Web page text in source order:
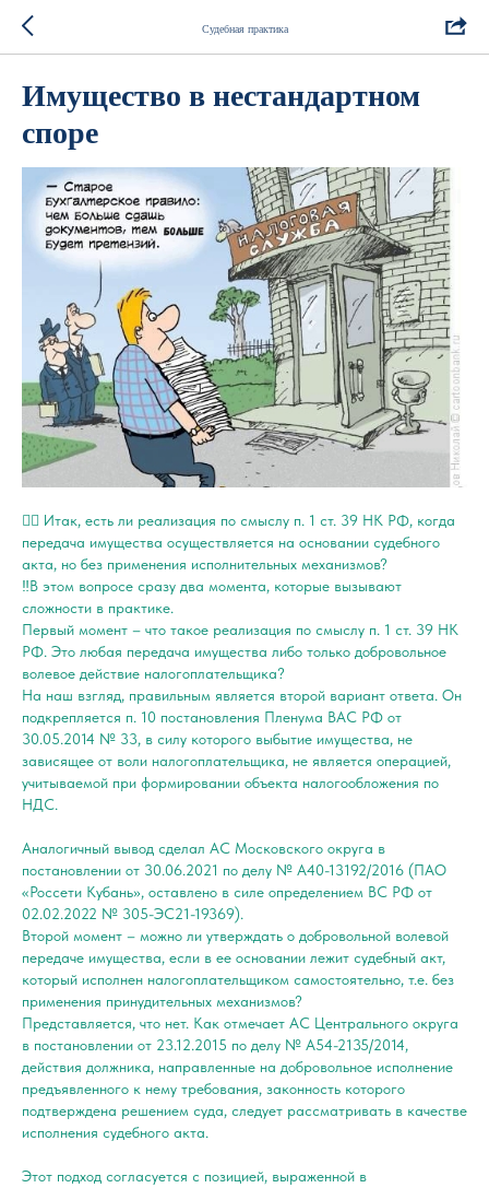
Судебная практика
Имущество в нестандартном
споре
👉🏻 Итак, есть ли реализация по смыслу п. 1 ст. 39 НК РФ, когда
передача имущества осуществляется на основании судебного
акта, но без применения исполнительных механизмов?
‼️В этом вопросе сразу два момента, которые вызывают
сложности в практике.
Первый момент – что такое реализация по смыслу п. 1 ст. 39 НК
РФ. Это любая передача имущества либо только добровольное
волевое действие налогоплательщика?
На наш взгляд, правильным является второй вариант ответа. Он
подкрепляется п. 10 постановления Пленума ВАС РФ от
30.05.2014 № 33, в силу которого выбытие имущества, не
зависящее от воли налогоплательщика, не является операцией,
учитываемой при формировании объекта налогообложения по
НДС.
Аналогичный вывод сделал АС Московского округа в
постановлении от 30.06.2021 по делу № A40-13192/2016 (ПАО
«Россети Кубань», оставлено в силе определением ВС РФ от
02.02.2022 № 305-ЭС21-19369).
Второй момент – можно ли утверждать о добровольной волевой
передаче имущества, если в ее основании лежит судебный акт,
который исполнен налогоплательщиком самостоятельно, т.е. без
применения принудительных механизмов?
Представляется, что нет. Как отмечает АС Центрального округа
в постановлении от 23.12.2015 по делу № А54-2135/2014,
действия должника, направленные на добровольное исполнение
предъявленного к нему требования, законность которого
подтверждена решением суда, следует рассматривать в качестве
исполнения судебного акта.
Этот подход согласуется с позицией, выраженной в